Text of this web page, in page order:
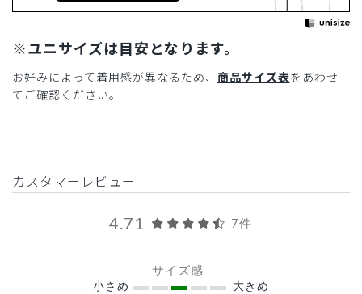
※ユニサイズは目安となります。
お好みによって着用感が異なるため、 商品サイズ表をあわせ
てご確認ください。
カスタマーレビュー
4.71 7件
サイズ感
小さめ 大きめ